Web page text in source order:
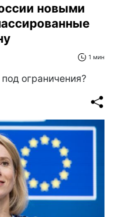
новыми
1 мин
под ограничения?